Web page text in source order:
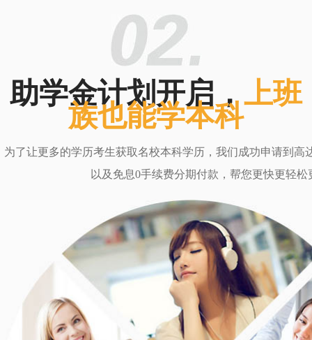
助学金计划开启，上班
族也能学本科
为了让更多的学历考生获取名校本科学历，我们成功申请到高
以及免息0手续费分期付款，帮您更快更轻松